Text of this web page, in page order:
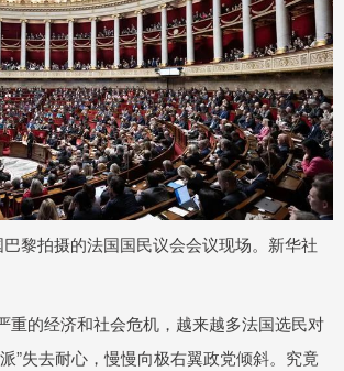
黎拍摄的法国国民议会会议现场。新华社
的经济和社会危机，越来越多法国选民对
”失去耐心，慢慢向极右翼政党倾斜。究竟